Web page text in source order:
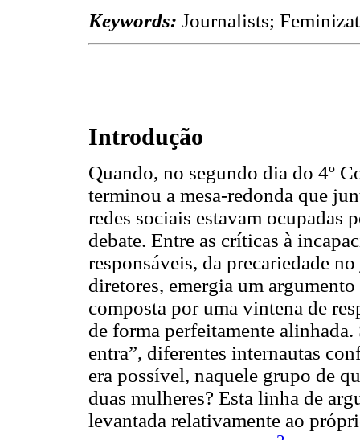
Keywords: Journalists;
Introdução
Quando, no segundo dia do 4º
terminou a mesa-redonda que
redes sociais estavam ocupadas
debate. Entre as críticas à
responsáveis, da precariedade
diretores, emergia um
composta por uma vintena de
de forma perfeitamente
entra”, diferentes internautas
era possível, naquele grupo de
duas mulheres? Esta linha de
levantada relativamente ao